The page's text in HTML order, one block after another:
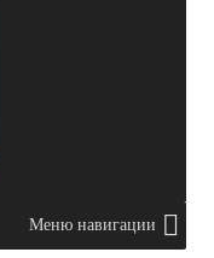
Меню навигации